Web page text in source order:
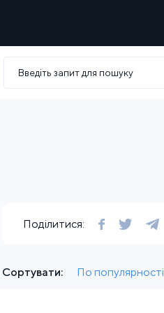
Поділитися:
Сортувати: По популярності